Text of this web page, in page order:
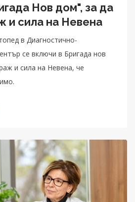
Нов дом", за да
и сила на Невена
в Диагностично-
се включи в Бригада нов
и сила на Невена, че